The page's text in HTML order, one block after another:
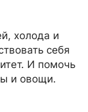
холода и
себя
И помочь
и овощи.